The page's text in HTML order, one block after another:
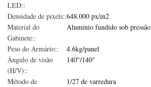
LED::
Densidade de pixels::648.000 px/m2
Material do
Gabinete::
Alumínio fundido sob pressão
Peso do Armário::
4.6kg/panel
Ângulo de visão
(H/V)::
140°/140°
Método de
1/27 de varredura